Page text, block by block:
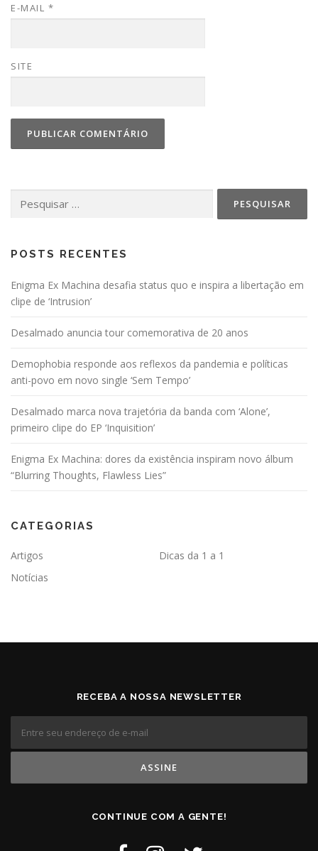
E-MAIL *
SITE
por:
POSTS RECENTES
Enigma Ex Machina desafia status quo e inspira a libertação em
clipe de ‘Intrusion’
Desalmado anuncia tour comemorativa de 20 anos
Demophobia responde aos reflexos da pandemia e políticas
anti-povo em novo single ‘Sem Tempo’
Desalmado marca nova trajetória da banda com ‘Alone’,
primeiro clipe do EP ‘Inquisition’
Enigma Ex Machina: dores da existência inspiram novo álbum
“Blurring Thoughts, Flawless Lies”
CATEGORIAS
Artigos
Dicas da 1 a 1
Notícias
RECEBA A NOSSA NEWSLETTER
CONTINUE COM A GENTE!